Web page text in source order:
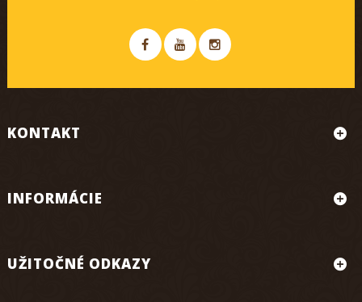
KONTAKT
INFORMÁCIE
UŽITOČNÉ ODKAZY